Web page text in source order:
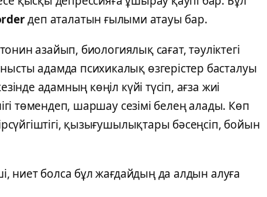
деп аталатын ғылыми атауы бар.
азайып, биологиялық сағат, тәуліктегі
адамда психикалық өзгерістер басталуы
адамның көңіл күйі түсіп, ағза жиі
төмендеп, шаршау сезімі белең алады. Көп
қызығушылықтары бәсеңсіп, бойын
ниет болса бұл жағдайдың да алдын алуға